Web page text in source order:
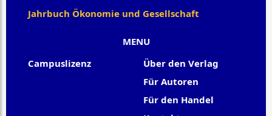
MENU
Campuslizenz
Über den Verlag
Für Autoren
Für den Handel
Jahrbuch Ökonomie und Gesellschaft